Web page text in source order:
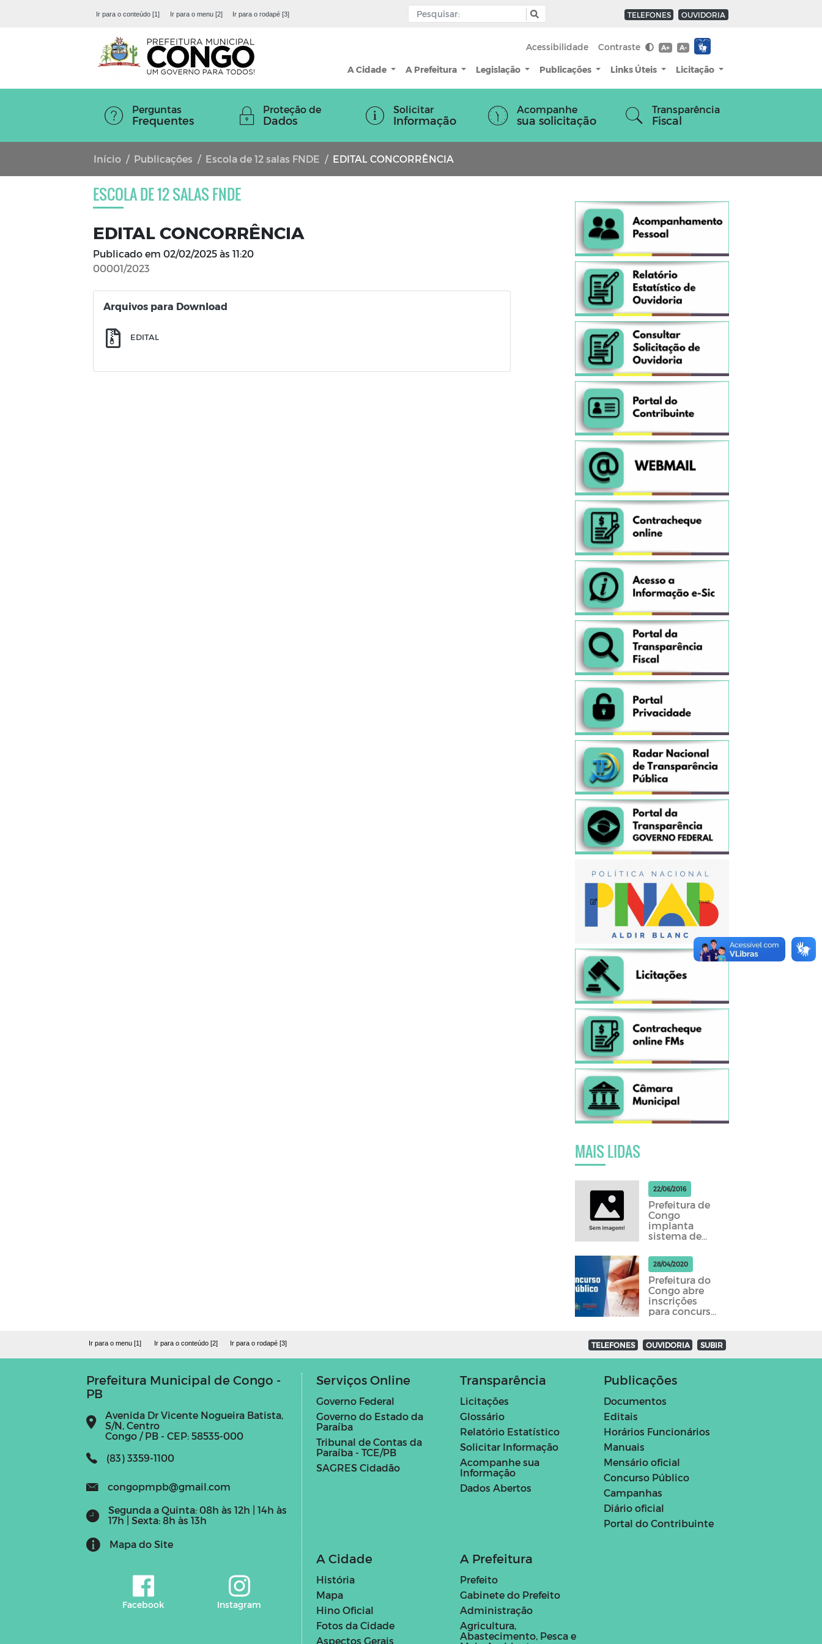
Ir para o conteúdo [1] Ir para o menu [2] Ir para o rodapé [3] TELEFONES OUVIDORIA
Acessibilidade Contraste A+ A-
A Cidade A Prefeitura Legislação Publicações Links Úteis Licitação
Perguntas
Frequentes
Proteção de
Dados
Solicitar
Informação
Acompanhe
sua solicitação
Transparência
Fiscal
Início Publicações Escola de 12 salas FNDE EDITAL CONCORRÊNCIA
ESCOLA DE 12 SALAS FNDE
EDITAL CONCORRÊNCIA
Publicado em 02/02/2025 às 11:20
00001/2023
Arquivos para Download
EDITAL
MAIS LIDAS
22/06/2016
Prefeitura de
Congo
implanta
sistema de
online
28/04/2020
Prefeitura do
Congo abre
inscrições
para concurso
níveis
fundamental,
superior
Ir para o menu [1] Ir para o conteúdo [2] Ir para o rodapé [3] TELEFONES OUVIDORIA SUBIR
Prefeitura Municipal de Congo -
PB
Avenida Dr Vicente Nogueira Batista,
S/N, Centro
Congo / PB - CEP: 58535-000
(83) 3359-1100
congopmpb@gmail.com
Segunda a Quinta: 08h às 12h | 14h às
17h | Sexta: 8h às 13h
Mapa do Site
Facebook Instagram
Serviços Online
Governo Federal
Governo do Estado da
Paraíba
Tribunal de Contas da
Paraíba - TCE/PB
SAGRES Cidadão
Transparência
Licitações
Glossário
Relatório Estatístico
Solicitar Informação
Acompanhe sua
Informação
Dados Abertos
Publicações
Documentos
Editais
Horários Funcionários
Manuais
Mensário oficial
Concurso Público
Campanhas
Diário oficial
Portal do Contribuinte
A Cidade
História
Mapa
Hino Oficial
Fotos da Cidade
Aspectos Gerais
A Prefeitura
Prefeito
Gabinete do Prefeito
Administração
Agricultura,
Abastecimento, Pesca e